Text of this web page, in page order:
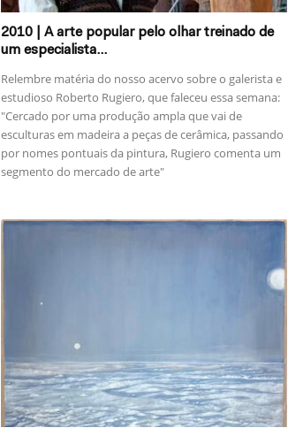
2010 | A arte popular pelo olhar treinado de
um especialista...
Relembre matéria do nosso acervo sobre o galerista e
estudioso Roberto Rugiero, que faleceu essa semana:
"Cercado por uma produção ampla que vai de
esculturas em madeira a peças de cerâmica, passando
por nomes pontuais da pintura, Rugiero comenta um
segmento do mercado de arte"